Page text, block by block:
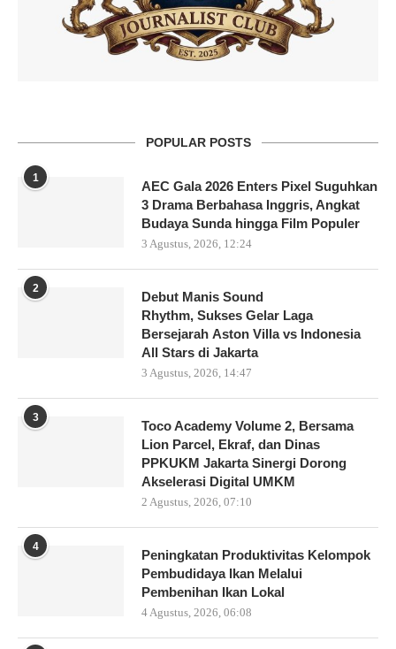
POPULAR POSTS
1
AEC Gala 2026 Enters Pixel Suguhkan
3 Drama Berbahasa Inggris, Angkat
Budaya Sunda hingga Film Populer
3 Agustus, 2026, 12:24
2
Debut Manis Sound
Rhythm, Sukses Gelar Laga
Bersejarah Aston Villa vs Indonesia
All Stars di Jakarta
3 Agustus, 2026, 14:47
3
Toco Academy Volume 2, Bersama
Lion Parcel, Ekraf, dan Dinas
PPKUKM Jakarta Sinergi Dorong
Akselerasi Digital UMKM
2 Agustus, 2026, 07:10
4
Peningkatan Produktivitas Kelompok
Pembudidaya Ikan Melalui
Pembenihan Ikan Lokal
4 Agustus, 2026, 06:08